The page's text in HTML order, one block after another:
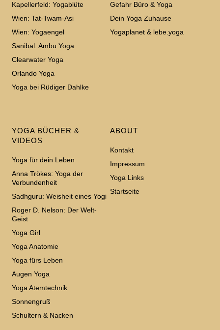
Kapellerfeld: Yogablüte
Wien: Tat-Twam-Asi
Wien: Yogaengel
Sanibal: Ambu Yoga
Clearwater Yoga
Orlando Yoga
Yoga bei Rüdiger Dahlke
Gefahr Büro & Yoga
Dein Yoga Zuhause
Yogaplanet & lebe.yoga
YOGA BÜCHER &
VIDEOS
Yoga für dein Leben
Anna Trökes: Yoga der
Verbundenheit
Sadhguru: Weisheit eines Yogi
Roger D. Nelson: Der Welt-
Geist
Yoga Girl
Yoga Anatomie
Yoga fürs Leben
Augen Yoga
Yoga Atemtechnik
Sonnengruß
Schultern & Nacken
ABOUT
Kontakt
Impressum
Yoga Links
Startseite